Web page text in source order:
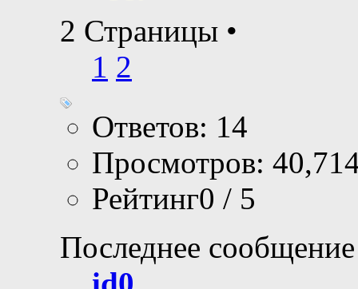
2 Страницы •
1 2
Ответов: 14
Просмотров:
Рейтинг0 / 5
Последнее